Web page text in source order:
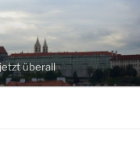
überall